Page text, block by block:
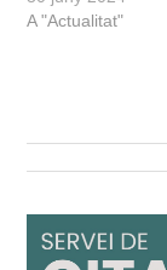
A "Actualitat"